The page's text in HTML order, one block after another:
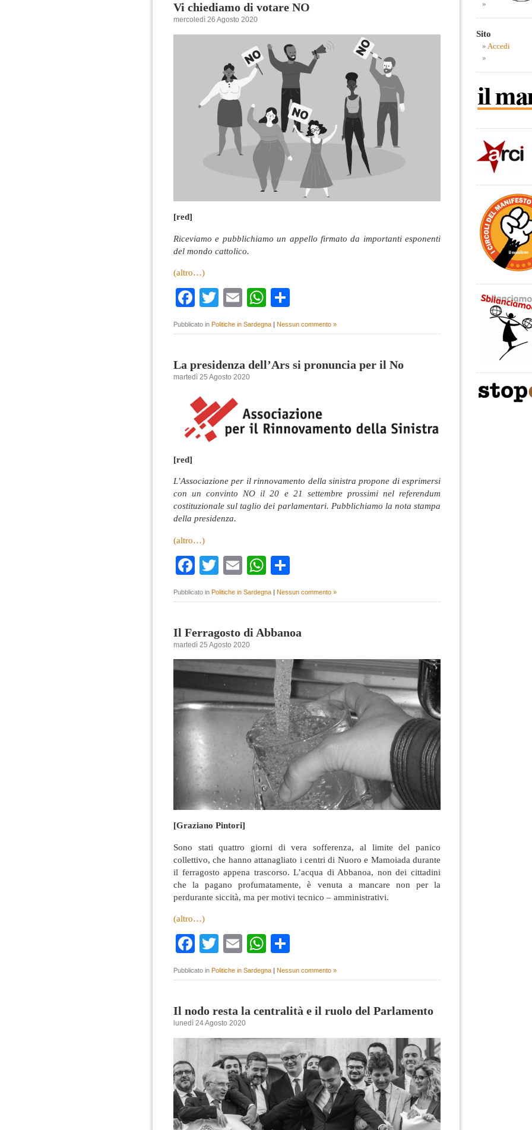
Vi chiediamo di votare NO
mercoledì 26 Agosto 2020
[red]
Riceviamo e pubblichiamo un appello firmato da importanti esponenti
del mondo cattolico.
(altro…)
Facebook
TwitterEmailWhatsApp
Pubblicato in Politiche in Sardegna | Nessun commento »
La presidenza dell’Ars si pronuncia per il No
martedì 25 Agosto 2020
[red]
L’Associazione per il rinnovamento della sinistra propone di esprimersi
con un convinto NO il 20 e 21 settembre prossimi nel referendum
costituzionale sul taglio dei parlamentari. Pubblichiamo la nota stampa
della presidenza.
(altro…)
Facebook
TwitterEmailWhatsApp
Pubblicato in Politiche in Sardegna | Nessun commento »
Il Ferragosto di Abbanoa
martedì 25 Agosto 2020
[Graziano Pintori]
Sono stati quattro giorni di vera sofferenza, al limite del panico
collettivo, che hanno attanagliato i centri di Nuoro e Mamoiada durante
il ferragosto appena trascorso. L’acqua di Abbanoa, non dei cittadini
che la pagano profumatamente, è venuta a mancare non per la
perdurante siccità, ma per motivi tecnico – amministrativi.
(altro…)
Facebook
TwitterEmailWhatsApp
Pubblicato in Politiche in Sardegna | Nessun commento »
Il nodo resta la centralità e il ruolo del Parlamento
lunedì 24 Agosto 2020
Sito
Accedi